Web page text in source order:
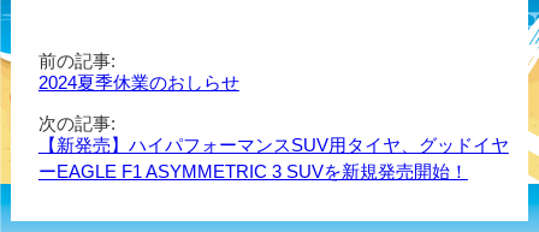
前の記事:
2024夏季休業のおしらせ
次の記事:
【新発売】ハイパフォーマンスSUV用タイヤ、グッドイヤ
ーEAGLE F1 ASYMMETRIC 3 SUVを新規発売開始！